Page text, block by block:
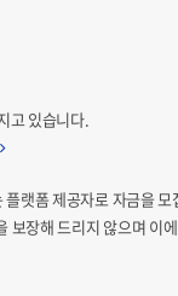
고 있습니다.
랫폼 제공자로 자금을 모
보장해 드리지 않으며 이